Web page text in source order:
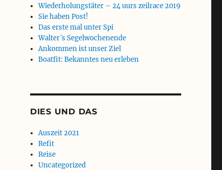
Wiederholungstäter – 24 uurs zeilrace 2019
Sie haben Post!
Das erste mal unter Spi
Walter´s Segelwochenende
Ankommen ist unser Ziel
Boatfit: Bekanntes neu erleben
DIES UND DAS
Auszeit 2021
Refit
Reise
Uncategorized